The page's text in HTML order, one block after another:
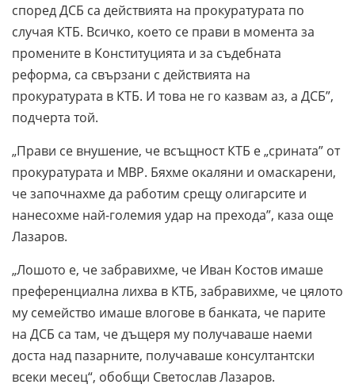
според ДСБ са действията на прокуратурата по
случая КТБ. Всичко, което се прави в момента за
промените в Конституцията и за съдебната
реформа, са свързани с действията на
прокуратурата в КТБ. И това не го казвам аз, а ДСБ”,
подчерта той.
„Прави се внушение, че всъщност КТБ е „срината” от
прокуратурата и МВР. Бяхме окаляни и омаскарени,
че започнахме да работим срещу олигарсите и
нанесохме най-големия удар на прехода”, каза още
Лазаров.
„Лошото е, че забравихме, че Иван Костов имаше
преференциална лихва в КТБ, забравихме, че цялото
му семейство имаше влогове в банката, че парите
на ДСБ са там, че дъщеря му получаваше наеми
доста над пазарните, получаваше консултантски
всеки месец“, обобщи Светослав Лазаров.